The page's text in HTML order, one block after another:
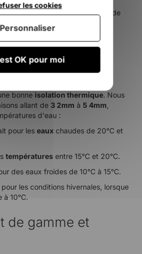
pour offrir une grande liberté de
des
bras
épaisseur de
bonne isolation thermique. Nous
allant de 3 2mm à 5 4mm
d'eau :
pour les eaux chaudes de 20°C et
températures entre 15°C et 20°C.
des eaux froides de 10°C à 15°C.
pour les conditions hivernales, lorsque
à 10°C.
de gamme et
OK pour moi
les cookies
Personnaliser